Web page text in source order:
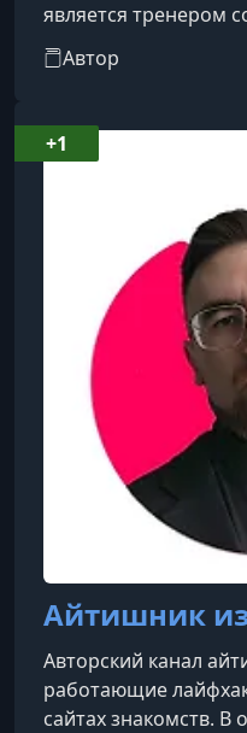
является тренером
«Стиль
Кириллов родился 9
математический
увлекся
работах автор
и успешных
деятельности
тематических т
Автор
Айтишник
Авторский канал
работающие
сайтах знакомств. В
+1